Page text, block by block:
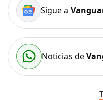
Sigue a
Noticias de